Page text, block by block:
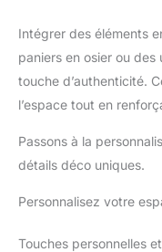
Intégrer des éléments
paniers en osier ou
touche d’authenticité.
l’espace tout en
Passons à la
détails déco uniques.
Personnalisez votre
Touches personnelles